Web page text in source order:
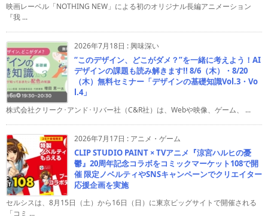
映画レーベル「NOTHING NEW」による初のオリジナル長編アニメーション
『我 ...
2026年7月18日 :興味深い
“このデザイン、どこがダメ？”を一緒に考えよう！AI
デザインの課題も読み解きます!! 8/6（木）・8/20
（木）無料セミナー「デザインの基礎知識Vol.3・Vo
l.4」
株式会社クリーク･アンド･リバー社（C&R社）は、Webや映像、ゲーム、 ...
2026年7月17日 : アニメ・ゲーム
CLIP STUDIO PAINT × TVアニメ『涼宮ハルヒの憂
鬱』20周年記念コラボをコミックマーケット108で開
催 限定ノベルティやSNSキャンペーンでクリエイター
応援企画を実施
セルシスは、8月15日（土）から16日（日）に東京ビッグサイトで開催される
「コミ ...